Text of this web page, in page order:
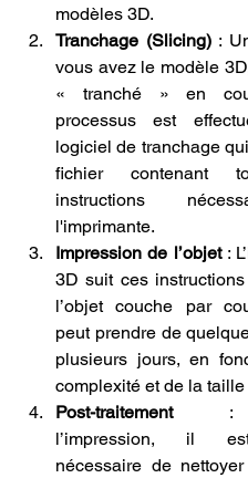
modèles 3D.
Tranchage (Slicing) :
vous avez le modèle
« tranché » en
processus est
logiciel de tranchage
fichier contenant
instructions
l'imprimante.
Impression de l’objet :
3D suit ces
l’objet couche par
peut prendre de
plusieurs jours, en
complexité et de la taille
Post-traitement :
l’impression, il
nécessaire de